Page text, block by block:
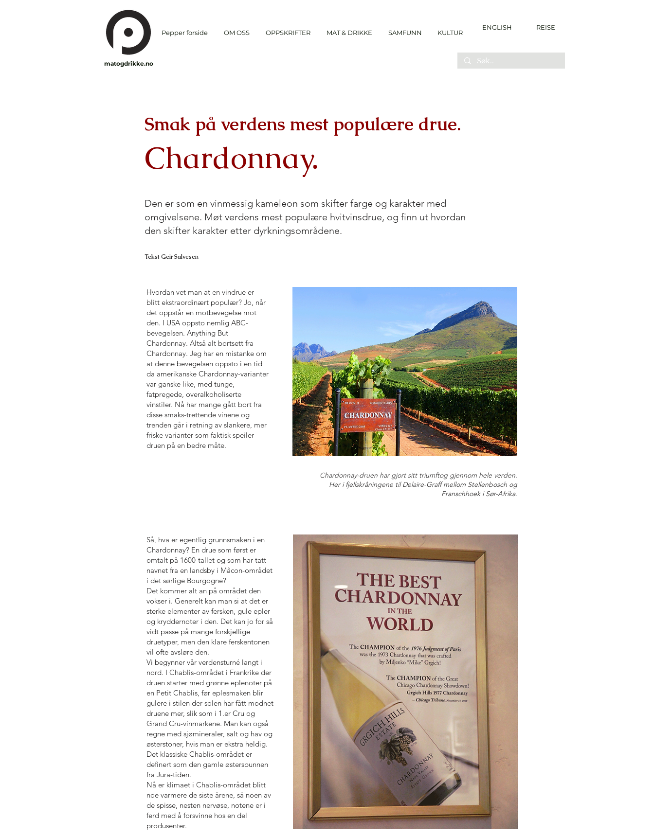
Pepper forside OM OSS OPPSKRIFTER MAT & DRIKKE SAMFUNN KULTUR
ENGLISH REISE
matogdrikke.no
Smak på verdens mest populære drue.
Chardonnay.
Den er som en vinmessig kameleon som skifter farge og karakter med
omgivelsene. Møt verdens mest populære hvitvinsdrue, og finn ut hvordan
den skifter karakter etter dyrkningsområdene.
Tekst Geir Salvesen
Hvordan vet man at en vindrue er
blitt ekstraordinært populær? Jo, når
det oppstår en motbevegelse mot
den. I USA oppsto nemlig ABC-
bevegelsen. Anything But
Chardonnay. Altså alt bortsett fra
Chardonnay. Jeg har en mistanke om
at denne bevegelsen oppsto i en tid
da amerikanske Chardonnay-varianter
var ganske like, med tunge,
fatpregede, overalkoholiserte
vinstiler. Nå har mange gått bort fra
disse smaks-trettende vinene og
trenden går i retning av slankere, mer
friske varianter som faktisk speiler
druen på en bedre måte.
Chardonnay-druen har gjort sitt triumftog gjennom hele verden.
Her i fjellskråningene til Delaire-Graff mellom Stellenbosch og
Franschhoek i Sør-Afrika.
Så, hva er egentlig grunnsmaken i en
Chardonnay? En drue som først er
omtalt på 1600-tallet og som har tatt
navnet fra en landsby i Mâcon-området
i det sørlige Bourgogne?
Det kommer alt an på området den
vokser i. Generelt kan man si at det er
sterke elementer av fersken, gule epler
og kryddernoter i den. Det kan jo for så
vidt passe på mange forskjellige
druetyper, men den klare ferskentonen
vil ofte avsløre den.
Vi begynner vår verdensturné langt i
nord. I Chablis-området i Frankrike der
druen starter med grønne eplenoter på
en Petit Chablis, før eplesmaken blir
gulere i stilen der solen har fått modnet
druene mer, slik som i 1.er Cru og
Grand Cru-vinmarkene. Man kan også
regne med sjømineraler, salt og hav og
østerstoner, hvis man er ekstra heldig.
Det klassiske Chablis-området er
definert som den gamle østersbunnen
fra Jura-tiden.
Nå er klimaet i Chablis-området blitt
noe varmere de siste årene, så noen av
de spisse, nesten nervøse, notene er i
ferd med å forsvinne hos en del
produsenter.